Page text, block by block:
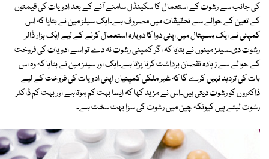
کی جانب سے رشوت کے استعمال کا سکینڈل سامنے آنے کے بعد ادویات کی قیمتوں
کے تعین کے حوالے سے تحقیقات میں مصروف ہے۔ایک سیلز مین نے بتایا کہ اس
کمپنی نے ایک ہسپتال میں اپنی دوا کا دوبارہ استعمال کرنے کے لیے ایک ہزار ڈالر
رشوت دی۔سیلز مینوں نے بتایا کہ اگر کمپنی رشوت نہ دے تو اسے ادویات کی فروخت
کے حوالے سے زیادہ نقصان برداشت کرنا پڑتا ہے۔ایک اور سیلز مین نے بتایا کہ وہ اس
بات کی تردید نہیں کرے گا کہ غیر ملکی کمپنیاں اپنی ادویات کی فروخت کے لیے
ڈاکٹروں کو رشوت دیتی ہیں۔اس نے مزید کہا کہ ایسا بہت کم ہوتاہے اور بہت کم ڈاکٹر
رشوت لیتے ہیں کیونکہ چین میں رشوت کی سزا بہت سخت ہے۔